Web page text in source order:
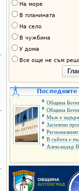
На море
В планината
На село
В чужбина
У дома
Все още не съм
Последните
Община
Община
Мъж е
Засилени
Регионалният
В събота е
Александър